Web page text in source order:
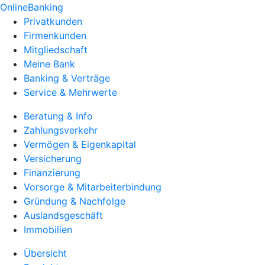
OnlineBanking
Privatkunden
Firmenkunden
Mitgliedschaft
Meine Bank
Banking & Verträge
Service & Mehrwerte
Beratung & Info
Zahlungsverkehr
Vermögen & Eigenkapital
Versicherung
Finanzierung
Vorsorge & Mitarbeiterbindung
Gründung & Nachfolge
Auslandsgeschäft
Immobilien
Übersicht